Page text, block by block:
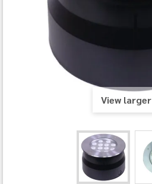
View larger